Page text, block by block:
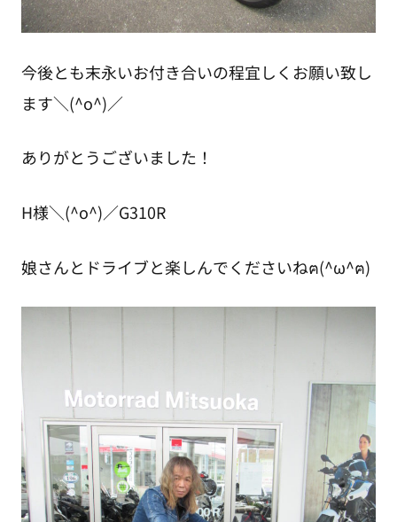
今後とも末永いお付き合いの程宜しくお願い致し
ます＼(^o^)／
ありがとうございました！
H様＼(^o^)／G310R
娘さんとドライブと楽しんでくださいねฅ(^ω^ฅ)